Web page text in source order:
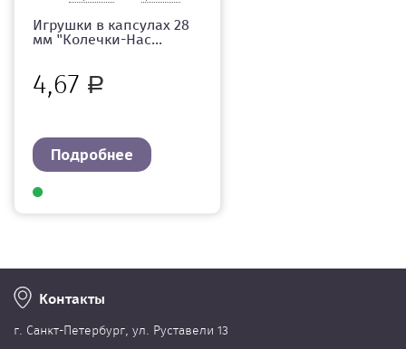
Игрушки в капсулах 28
мм "Колечки-Нас...
4,67 Р
Подробнее
Контакты
г. Cанкт-Петербург, ул. Руставели 13